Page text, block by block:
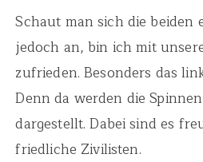
Schaut man sich die beiden
jedoch an, bin ich mit
zufrieden. Besonders das
Denn da werden die
dargestellt. Dabei sind es
friedliche Zivilisten.